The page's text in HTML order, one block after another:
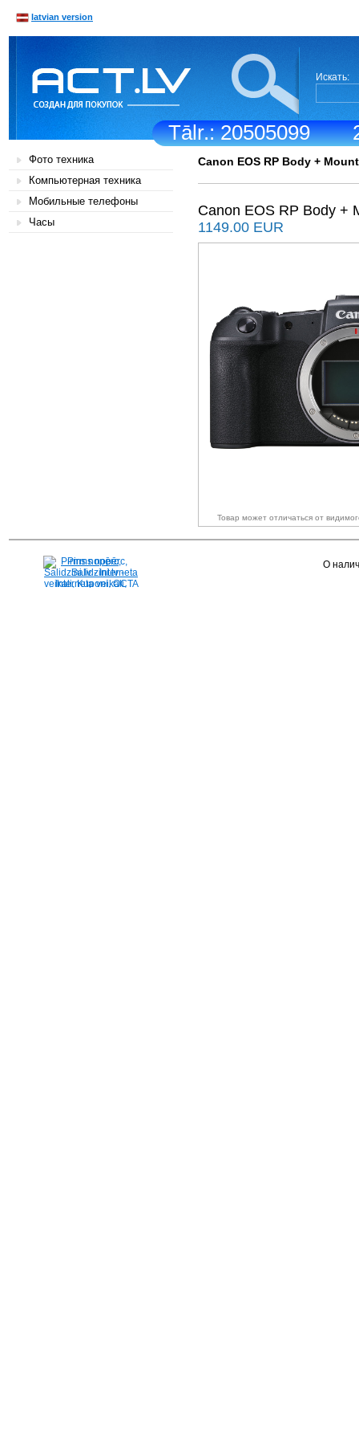
Tālr.: 20505099
latvian version
Искать:
Фото техника
Компьютерная техника
Мобильные телефоны
Часы
Canon EOS RP Body +
Canon EOS RP Body +
1149.00 EUR
Товар может отличаться от
Pirms nopērc,
Salidzini.lv - Interneta
veikali, Kuponi, OCTA
О